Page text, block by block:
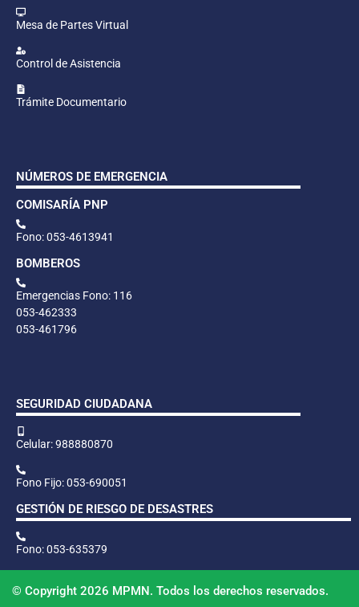
Mesa de Partes Virtual
Control de Asistencia
Trámite Documentario
NÚMEROS DE EMERGENCIA
COMISARÍA PNP
Fono: 053-4613941
BOMBEROS
Emergencias Fono: 116
053-462333
053-461796
SEGURIDAD CIUDADANA
Celular: 988880870
Fono Fijo: 053-690051
GESTIÓN DE RIESGO DE DESASTRES
Fono: 053-635379
© Copyright 2026 MPMN. Todos los derechos reservados.